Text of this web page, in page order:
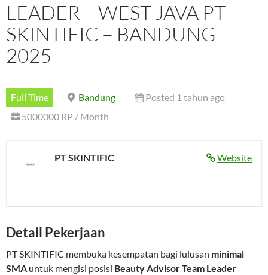
LEADER – WEST JAVA PT
SKINTIFIC – BANDUNG
2025
Full Time Bandung
Posted 1 tahun ago
5000000 RP / Month
Website
PT SKINTIFIC
Detail Pekerjaan
PT SKINTIFIC membuka kesempatan bagi lulusan minimal
SMA untuk mengisi posisi Beauty Advisor Team Leader